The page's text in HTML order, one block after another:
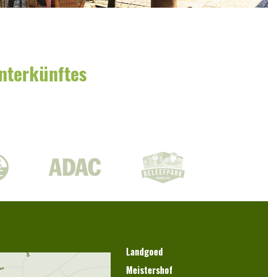
Landgoed
Meistershof